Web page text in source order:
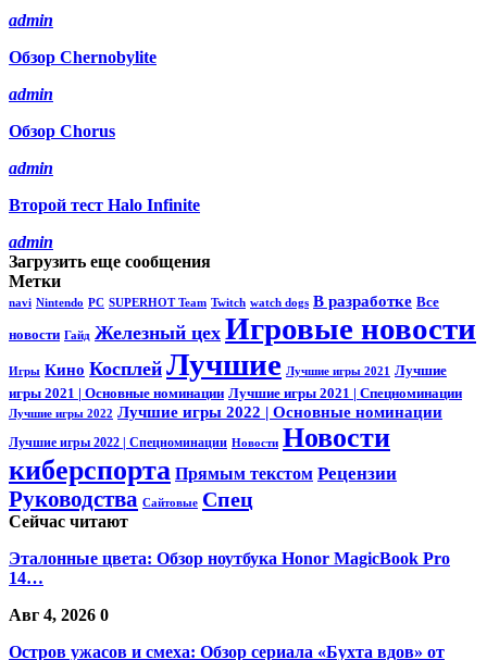
admin
Обзор Chernobylite
admin
Обзор Chorus
admin
Второй тест Halo Infinite
admin
Загрузить еще сообщения
Метки
navi Nintendo PC SUPERHOT Team Twitch watch dogs В разработке Все
новости Гайд Железный цех Игровые новости
Игры Кино Косплей Лучшие Лучшие игры 2021
Лучшие
игры 2021 | Основные номинации Лучшие игры 2021 | Спецноминации
Лучшие игры 2022 Лучшие игры 2022 | Основные номинации
Лучшие игры 2022 | Спецноминации Новости Новости
киберспорта Прямым текстом Рецензии
Руководства Сайтовые Спец
Сейчас читают
Эталонные цвета: Обзор ноутбука Honor MagicBook Pro
14…
Авг 4, 2026 0
Остров ужасов и смеха: Обзор сериала «Бухта вдов» от